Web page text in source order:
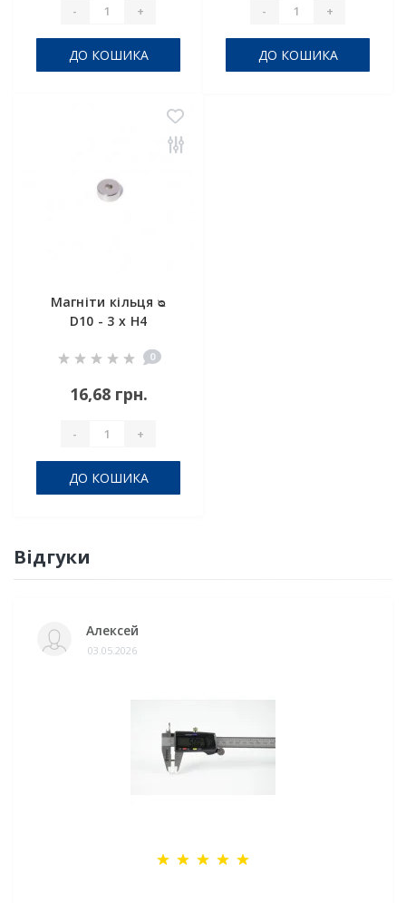
- +
ДО КОШИКА
- +
ДО КОШИКА
Магніти кільця ᴓ
D10 - 3 x H4
0
16,68 грн.
- +
ДО КОШИКА
Відгуки
Алексей
03.05.2026